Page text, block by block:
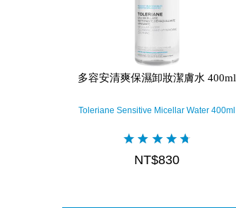
多容安清爽保濕卸妝潔膚水 400ml
Toleriane Sensitive Micellar Water 400ml
NT$830